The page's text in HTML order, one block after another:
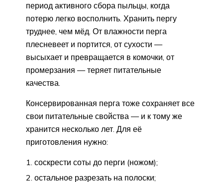
период активного сбора пыльцы, когда
потерю легко восполнить. Хранить пергу
труднее, чем мёд. От влажности перга
плесневеет и портится, от сухости —
высыхает и превращается в комочки, от
промерзания — теряет питательные
качества.
Консервированная перга тоже сохраняет все
свои питательные свойства — и к тому же
хранится несколько лет. Для её
приготовления нужно:
соскрести соты до перги (ножом);
остальное разрезать на полоски;